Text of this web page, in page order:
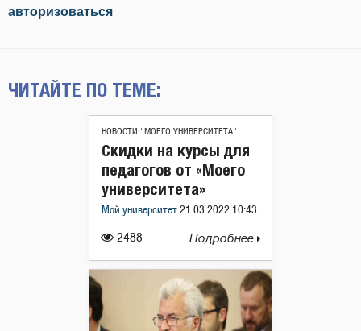
авторизоваться
ЧИТАЙТЕ ПО ТЕМЕ:
НОВОСТИ "МОЕГО УНИВЕРСИТЕТА"
2488
Скидки на курсы для
педагогов от «Моего
университета»
Мой университет 21.03.2022 10:43
Подробнее